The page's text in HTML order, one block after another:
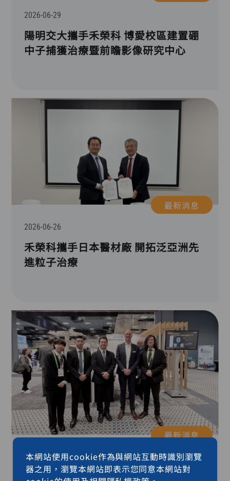
本網站使用cookie作為與網站互動時識別瀏覽
器之用，瀏覽本網站即表示您同意本網站對
2026-06-29
陽明交大攜手禾榮科 博愛校區建置硼
中子捕獲治療暨前瞻影像研究中心
最新消息
2026-06-26
禾榮科攜手日本醫材廠 開拓泛亞洲先
進粒子治療
最新消息
2026-06-12
禾榮科攜手西門子醫療與國際夥伴挺